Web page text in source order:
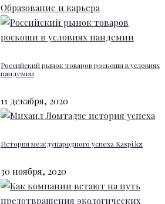
Образование и карьера
Российский рынок товаров роскоши в условиях
пандемии
11 декабря, 2020
История международного успеха Kaspi.kz
30 ноября, 2020